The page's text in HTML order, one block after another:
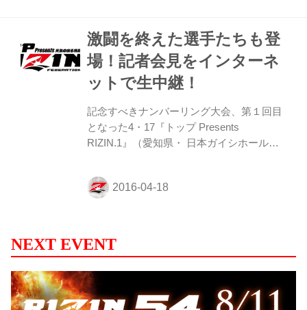
と、お支払い翌月から8月末まで無料でご
利用いただく事が可能だ。 強者ノ巣(仮)、
動画全編公開ページはこちら
激闘を終えた選手たちも登
場！記者会見をインターネ
ットで生中継！
記念すべきナンバーリング大会、第１回目
となった4・17『トップ Presents
RIZIN.1』（愛知県・ 日本ガイシホール）
19日（火）、記者会見を行なう。この会見
には先日の試合に参戦した選手たちも登
模様はインターネットでも生中継が予定さ
れており絶対に見逃すことはできない！
◼︎2016年4月19日(火) ◼︎榊原信行RIZIN実行
委員長、髙田延彦RIZIN統括本部長、桜庭
和志、ヴァンダレイ・シウバ、所英男、ギ
NEXT EVENT